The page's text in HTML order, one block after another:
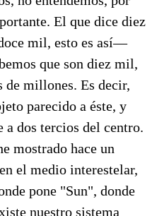
El que dice diez
mil, esto es así—
que son diez mil,
millones. Es decir,
parecido a éste, y
a dos tercios del centro.
mostrado hace un
el medio interestelar,
pone "Sun", donde
nuestro sistema